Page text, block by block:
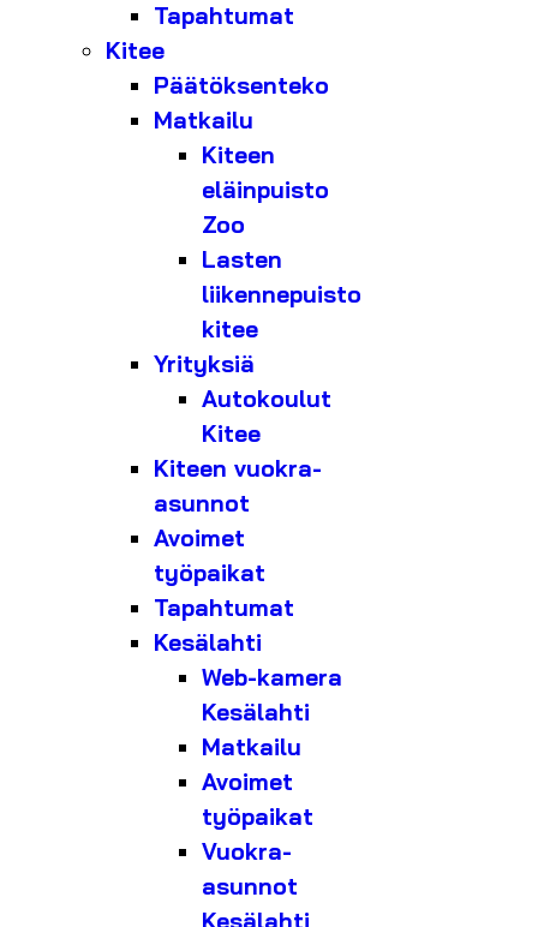
Tapahtumat
Kitee
Päätöksenteko
Matkailu
Kiteen
eläinpuisto
Zoo
Lasten
liikennepuisto
kitee
Yrityksiä
Autokoulut
Kitee
Kiteen vuokra-
asunnot
Avoimet
työpaikat
Tapahtumat
Kesälahti
Web-kamera
Kesälahti
Matkailu
Avoimet
työpaikat
Vuokra-
asunnot
Kesälahti